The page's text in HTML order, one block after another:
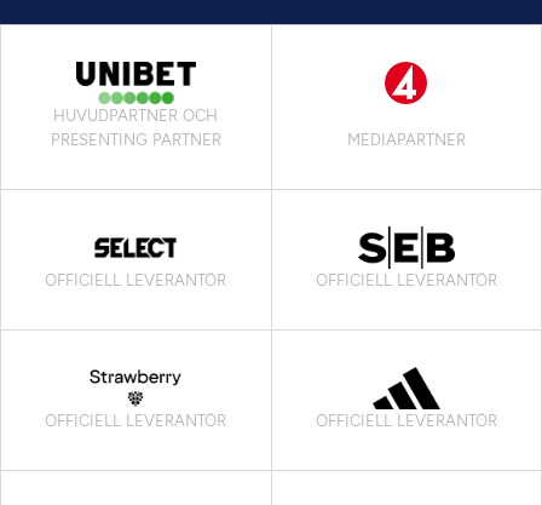
HUVUDPARTNER OCH
PRESENTING PARTNER
MEDIAPARTNER
OFFICIELL LEVERANTÖR OFFICIELL LEVERANTÖR
OFFICIELL LEVERANTÖR OFFICIELL LEVERANTÖR